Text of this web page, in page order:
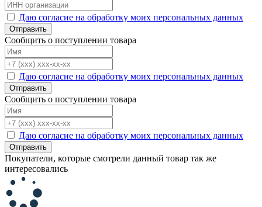
Даю согласие на обработку моих персональных данных
Отправить
Сообщить о поступлении товара
Даю согласие на обработку моих персональных данных
Отправить
Сообщить о поступлении товара
Даю согласие на обработку моих персональных данных
Отправить
Покупатели, которые смотрели данный товар так же
интересовались